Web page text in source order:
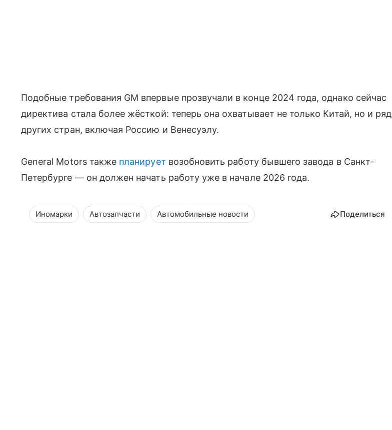
Подобные требования GM впервые прозвучали в конце 2024 года, однако сейчас
директива стала более жёсткой: теперь она охватывает не только Китай, но и ряд
других стран, включая Россию и Венесуэлу.
General Motors также планирует возобновить работу бывшего завода в Санкт-
Петербурге — он должен начать работу уже в начале 2026 года.
Иномарки Автозапчасти Автомобильные новости Поделиться